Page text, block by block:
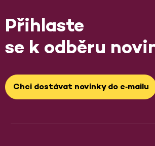
Přihlaste
se k odběru
Chci dostávat novinky do e‑mailu